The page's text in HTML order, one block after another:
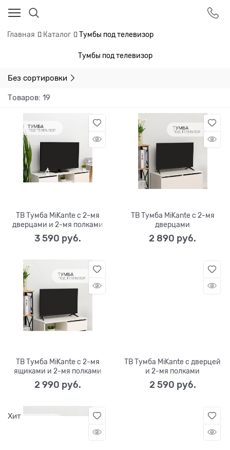
Главная Каталог Тумбы под телевизор
Тумбы под телевизор
Без сортировки
Товаров: 19
ТВ Тумба MiKante с 2-мя
дверцами и 2-мя полками
3 590 руб.
ТВ Тумба MiKante с 2-мя
дверцами
2 890 руб.
ТВ Тумба MiKante с 2-мя
ящиками и 2-мя полками
2 990 руб.
ТВ Тумба MiKante с дверцей
и 2-мя полками
2 590 руб.
Хит